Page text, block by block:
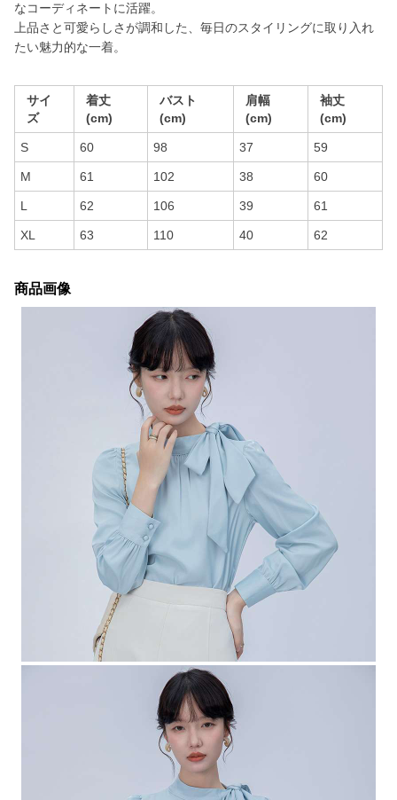
なコーディネートに活躍。
上品さと可愛らしさが調和した、毎日のスタイリングに取り入れ
たい魅力的な一着。
サイ
ズ
着丈
(cm)
バスト
(cm)
肩幅
(cm)
袖丈
(cm)
S 60 98 37 59
M 61 102 38 60
L 62 106 39 61
XL 63 110 40 62
商品画像